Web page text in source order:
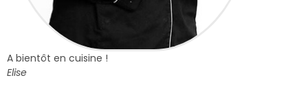
A bientôt en cuisine !
Elise